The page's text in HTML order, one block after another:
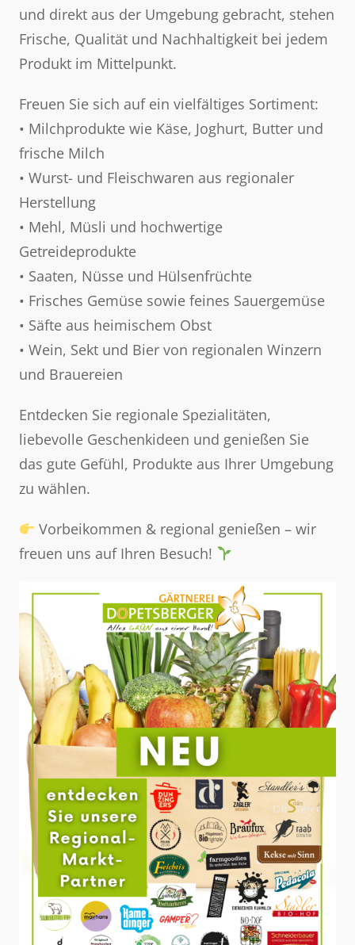
und direkt aus der Umgebung gebracht, stehen
Frische, Qualität und Nachhaltigkeit bei jedem
Produkt im Mittelpunkt.
Freuen Sie sich auf ein vielfältiges Sortiment:
• Milchprodukte wie Käse, Joghurt, Butter und
frische Milch
• Wurst- und Fleischwaren aus regionaler
Herstellung
• Mehl, Müsli und hochwertige
Getreideprodukte
• Saaten, Nüsse und Hülsenfrüchte
• Frisches Gemüse sowie feines Sauergemüse
• Säfte aus heimischem Obst
• Wein, Sekt und Bier von regionalen Winzern
und Brauereien
Entdecken Sie regionale Spezialitäten,
liebevolle Geschenkideen und genießen Sie
das gute Gefühl, Produkte aus Ihrer Umgebung
zu wählen.
Vorbeikommen & regional genießen – wir
freuen uns auf Ihren Besuch!